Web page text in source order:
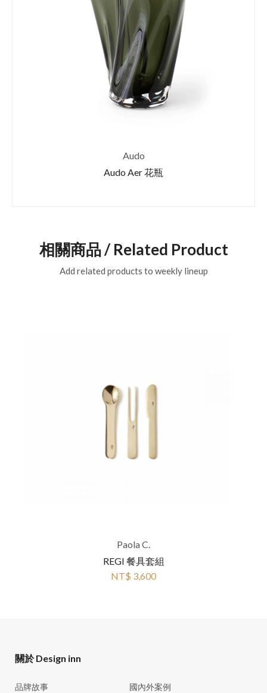
Audo
Audo Aer 花瓶
相關商品 / Related Product
Add related products to weekly lineup
Paola C.
REGI 餐具套組
NT$ 3,600
關於 Design inn
品牌故事 國內外案例